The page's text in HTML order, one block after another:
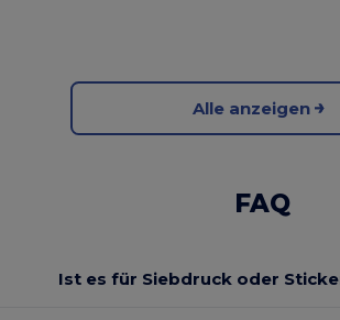
Alle anzeigen
FAQ
Ist es für Siebdruck oder